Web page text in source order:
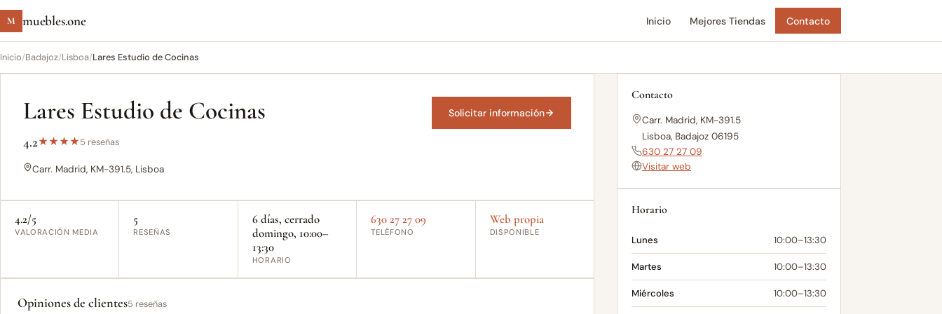
M muebles.one Inicio Mejores Tiendas Contacto
Inicio/Badajoz/Lisboa/Lares Estudio de Cocinas
Lares Estudio de Cocinas
4.2★★★★5 reseñas
Carr. Madrid, KM-391.5, Lisboa
Solicitar información
4.2/5
VALORACIÓN MEDIA
5
RESEÑAS
6 días, cerrado
domingo, 10:00–
13:30
HORARIO
630 27 27 09
TELÉFONO
Web propia
DISPONIBLE
Opiniones de clientes5 reseñas
Contacto
Carr. Madrid, KM-391.5
Lisboa, Badajoz 06195
630 27 27 09
Visitar web
Horario
Lunes 10:00–13:30
Martes 10:00–13:30
Miércoles 10:00–13:30